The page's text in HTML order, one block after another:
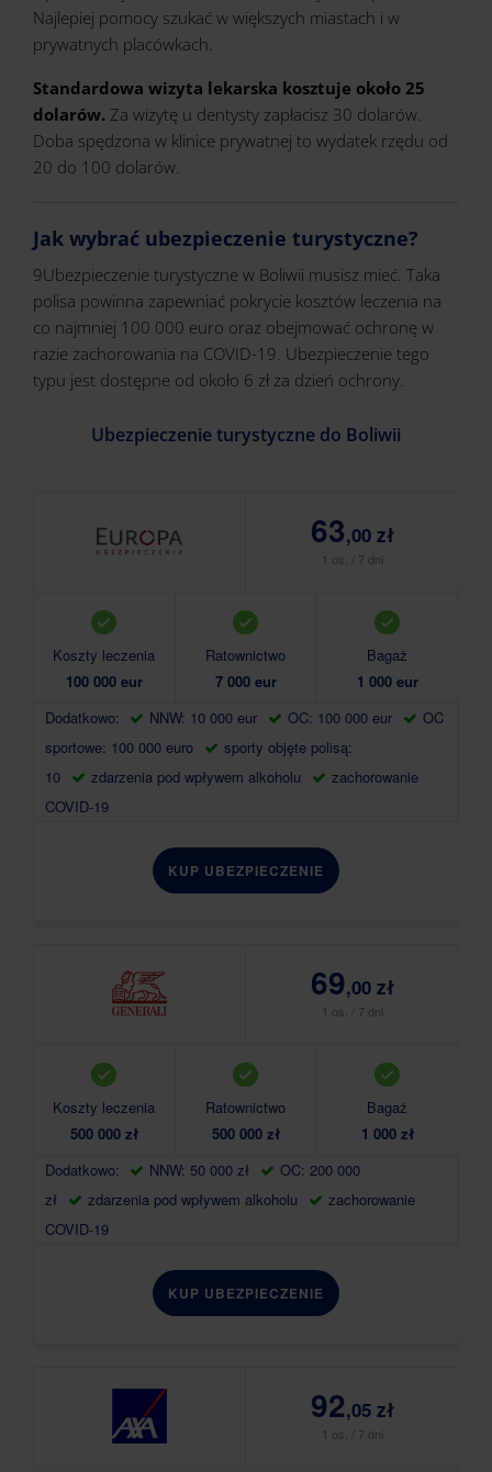
Najlepiej pomocy szukać w większych miastach i w
prywatnych placówkach.
Standardowa wizyta lekarska kosztuje około 25
dolarów. Za wizytę u dentysty zapłacisz 30 dolarów.
Doba spędzona w klinice prywatnej to wydatek rzędu od
20 do 100 dolarów.
Jak wybrać ubezpieczenie turystyczne?
9Ubezpieczenie turystyczne w Boliwii musisz mieć. Taka
polisa powinna zapewniać pokrycie kosztów leczenia na
co najmniej 100 000 euro oraz obejmować ochronę w
razie zachorowania na COVID-19. Ubezpieczenie tego
typu jest dostępne od około 6 zł za dzień ochrony.
Ubezpieczenie turystyczne do Boliwii
Koszty leczenia
100 000 eur
Ratownictwo
7 000 eur
Bagaż
1 000 eur
Dodatkowo:
NNW: 10 000 eur OC: 100 000 eur
OC
sportowe: 100 000 euro
sporty objęte polisą:
10
zdarzenia pod wpływem alkoholu
zachorowanie
COVID-19
63,00 zł
1 os. / 7 dni
KUP UBEZPIECZENIE
Koszty leczenia
500 000 zł
Ratownictwo
500 000 zł
Bagaż
1 000 zł
Dodatkowo:
NNW: 50 000 zł
OC: 200 000
zł
zdarzenia pod wpływem alkoholu
zachorowanie
COVID-19
69,00 zł
1 os. / 7 dni
KUP UBEZPIECZENIE
92,05 zł
1 os. / 7 dni